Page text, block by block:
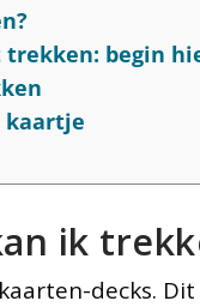
trekken: begin
kaartje
ik
decks.